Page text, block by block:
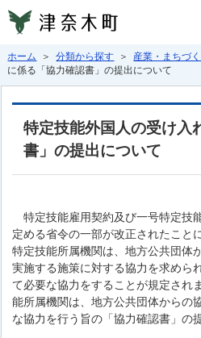
ホーム ＞分類から探す ＞ 産業・まちづく
に係る「協力確認書」の提出について
特定技能外国人の受け入
書」の提出について
特定技能雇用契約及び一号特定技
定める省令の一部が改正されたこと
特定技能所属機関は、地方公共団体
実施する施策に対する協力を求めら
て必要な協力をすることが規定され
能所属機関は、地方公共団体からの
な協力を行う旨の「協力確認書」の